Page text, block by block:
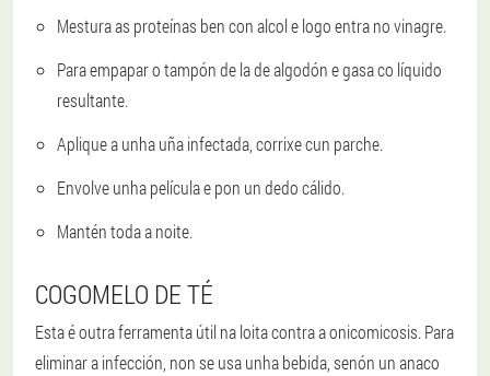
Mestura as proteínas ben con alcol e logo entra no vinagre.
Para empapar o tampón de la de algodón e gasa co líquido
resultante.
Aplique a unha uña infectada, corrixe cun parche.
Envolve unha película e pon un dedo cálido.
Mantén toda a noite.
COGOMELO DE TÉ
Esta é outra ferramenta útil na loita contra a onicomicosis. Para
eliminar a infección, non se usa unha bebida, senón un anaco